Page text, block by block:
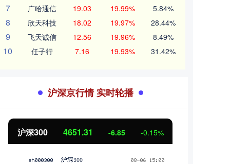
7 广哈通信 19.03 19.99% 5.84%
8 欣天科技 18.02 19.97% 28.44%
9 飞天诚信 12.56 19.96% 8.49%
10 任子行 7.16 19.93% 31.42%
沪深京行情 实时轮播
北证50 1122.88 3.42 0.30%